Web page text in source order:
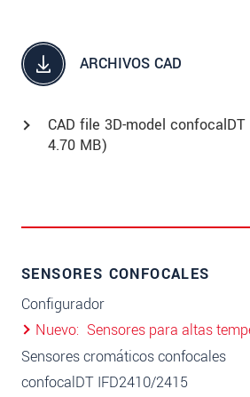
ARCHIVOS CAD
CAD file 3D-model
4.70 MB)
SENSORES CONFOCALES
Configurador
Nuevo Sensores para altas
Sensores cromáticos confocales
confocalDT IFD2410/2415